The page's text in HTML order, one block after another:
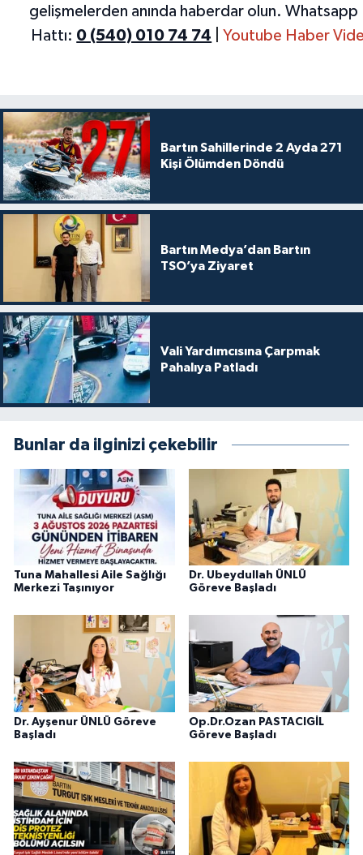
gelişmelerden anında haberdar olun. Whatsapp
Hattı: 0 (540) 010 74 74 |Youtube Haber
Bartın Sahillerinde 2 Ayda 271
Kişi Ölümden Döndü
Bartın Medya’dan Bartın
TSO’ya Ziyaret
Vali Yardımcısına Çarpmak
Pahalıya Patladı
Bunlar da ilginizi çekebilir
Tuna Mahallesi Aile Sağlığı
Merkezi Taşınıyor
Dr. Ubeydullah ÜNLÜ
Göreve Başladı
Dr. Ayşenur ÜNLÜ Göreve
Başladı
Op.Dr.Ozan PASTACIGİL
Göreve Başladı